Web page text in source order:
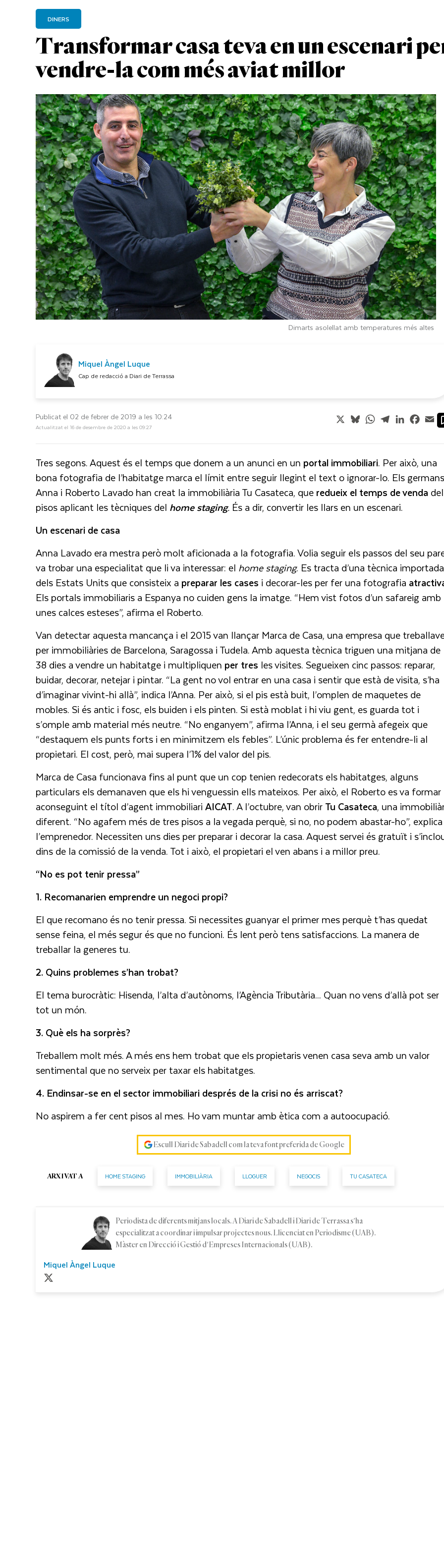
Transformar casa teva en un escenari
vendre-la com més aviat millor
DINERS
Dimarts asolellat amb temperatures més altes
Miquel Àngel Luque
Cap de redacció a Diari de Terrassa
Publicat el 02 de febrer de 2019 a les 10:24
Actualitzat el 16 de desembre de 2020 a les 09:27
X BlueskyWhatsApp
TelegramLinkedIn
Tres segons.Aquest és el temps que donem a un anunci en un portal immobiliari. Per això, una
bona fotografia de l’habitatge marca el límit entre seguir llegint el text o ignorar-lo. Els germans
Anna i Roberto Lavado han creat la immobiliària Tu Casateca, queredueix el temps de venda
pisos aplicant les tècniques del home staging. És a dir, convertir les llars en un escenari.
Un escenari de casa
Anna Lavado era mestra però molt aficionada a la fotografia. Volia seguir els passos del seu
va trobar una especialitat que li va interessar: el home staging. Es tracta d’una tècnica importada
dels Estats Units que consisteix a preparar les cases i decorar-les per fer una fotografia
Els portals immobiliaris a Espanya no cuiden gens la imatge. “Hem vist fotos d’un safareig amb
unes calces esteses”, afirma el Roberto.
Van detectar aquesta mancança i el 2015 van llançar Marca de Casa, una empresa que
per immobiliàries de Barcelona, Saragossa i Tudela. Amb aquesta tècnica triguen una mitjana de
38 dies a vendre un habitatge i multipliquen per tres les visites. Segueixen cinc passos: reparar,
buidar, decorar, netejar i pintar. “La gent no vol entrar en una casa i sentir que està de visita, s’ha
d’imaginar vivint-hi allà”, indica l’Anna. Per això, si el pis està buit, l’omplen de maquetes de
mobles. Si és antic i fosc, els buiden i els pinten. Si està moblat i hi viu gent, es guarda tot i
s’omple amb material més neutre. “No enganyem”, afirma l’Anna, i el seu germà afegeix que
“destaquem els punts forts i en minimitzem els febles”. L’únic problema és fer entendre-li al
propietari. El cost, però, mai supera l’1% del valor del pis.
Marca de Casa funcionava fins al punt que un cop tenien redecorats els habitatges, alguns
particulars els demanaven que els hi venguessin ells mateixos. Per això, el Roberto es va formar
aconseguint el títol d’agent immobiliariAICAT. A l’octubre, van obrirTu Casateca, una
diferent. “No agafem més de tres pisos a la vegada perquè, si no, no podem abastar-ho”, explica
l’emprenedor. Necessiten uns dies per preparar i decorar la casa. Aquest servei és gratuït i
dins de la comissió de la venda. Tot i això, el propietari el ven abans i a millor preu.
“No es pot tenir pressa”
1. Recomanarien emprendre un negoci propi?
El que recomano és no tenir pressa. Si necessites guanyar el primer mes perquè t’has quedat
sense feina, el més segur és que no funcioni. És lent però tens satisfaccions. La manera de
treballar la generes tu.
2. Quins problemes s’han trobat?
El tema burocràtic: Hisenda, l’alta d’autònoms, l’Agència Tributària... Quan no vens d’allà pot ser
tot un món.
3. Què els ha sorprès?
Treballem molt més. A més ens hem trobat que els propietaris venen casa seva amb un valor
sentimental que no serveix per taxar els habitatges.
4. Endinsar-se en el sector immobiliari després de la crisi no és arriscat?
No aspirem a fer cent pisos al mes. Ho vam muntar amb ètica com a autoocupació.
Escull Diari de Sabadell com la teva font preferida de Google
ARXIVAT A HOME STAGING IMMOBILIÀRIA LLOGUER NEGOCIS TU CASATECA
Miquel Àngel Luque
Periodista de diferents mitjans locals. A Diari de Sabadell i Diari de Terrassa s'ha
especialitzat a coordinar i impulsar projectes nous. Llicenciat en Periodisme (UAB).
Màster en Direcció i Gestió d'Empreses Internacionals (UAB).